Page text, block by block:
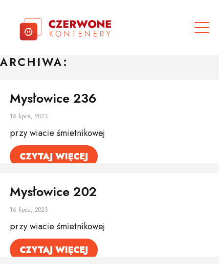
ARCHIWA:
Mysłowice 236
16 lipca, 2023
przy wiacie śmietnikowej
CZYTAJ WIĘCEJ
Mysłowice 202
16 lipca, 2023
przy wiacie śmietnikowej
CZYTAJ WIĘCEJ